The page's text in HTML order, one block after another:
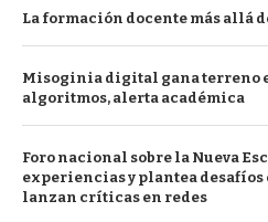
La formación docente más allá
Misoginia digital gana terreno
algoritmos, alerta académica
Foro nacional sobre la Nueva
experiencias y plantea desafíos
lanzan críticas en redes